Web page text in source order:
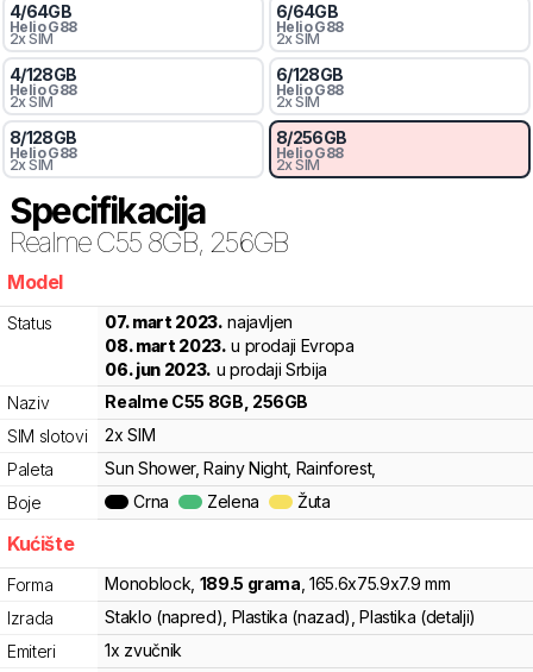
4/64GB
Helio G88
2x SIM
6/64GB
Helio G88
2x SIM
4/128GB
Helio G88
2x SIM
6/128GB
Helio G88
2x SIM
8/128GB
Helio G88
2x SIM
8/256GB
Helio G88
2x SIM
Specifikacija
RealmeC55 8GB, 256GB
Model
Status 07. mart 2023. najavljen
08. mart 2023. u prodaji Evropa
06. jun 2023. u prodaji Srbija
Naziv
Realme C55 8GB, 256GB
SIM slotovi
2x SIM
Paleta
Sun Shower, Rainy Night, Rainforest,
Boje
Crna Zelena Žuta
Kućište
Forma Monoblock 189.5 grama ,165.6x75.9x7.9 mm
Izrada
Staklo (napred), Plastika (nazad), Plastika (detalji)
Emiteri
1x zvučnik